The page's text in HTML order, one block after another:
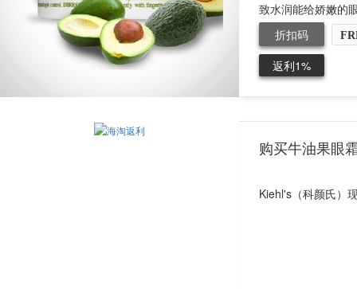
致水润能给娇嫩的
折扣码
返利1%
购买牛油果眼
Kiehl's（科颜氏）